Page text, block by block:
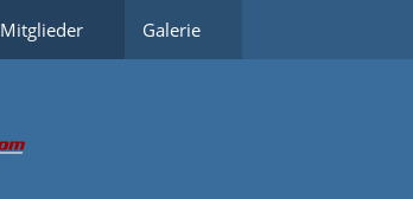
Mitglieder Galerie